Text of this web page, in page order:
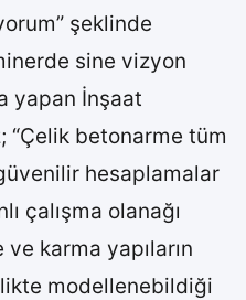
şeklinde
sine vizyon
yapan İnşaat
“Çelik betonarme tüm
hesaplamalar
çalışma olanağı
karma yapıların
modellenebildiği